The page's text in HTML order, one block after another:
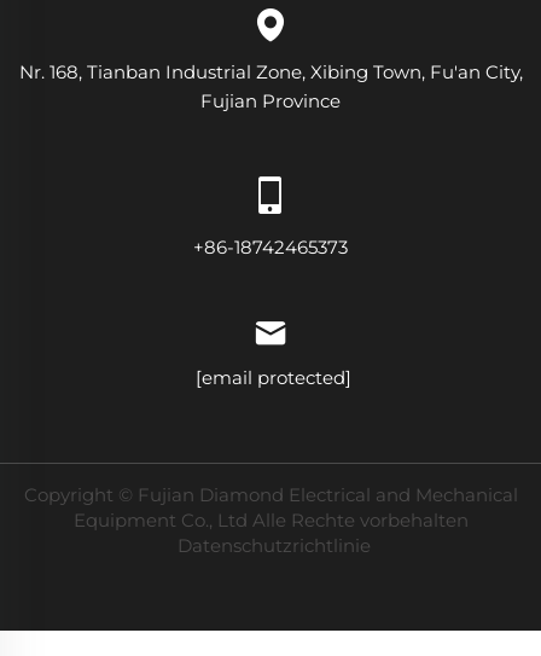
Nr. 168, Tianban Industrial Zone, Xibing Town, Fu'an City,
Fujian Province
+86-18742465373
[email protected]
Copyright © Fujian Diamond Electrical and Mechanical
Equipment Co., Ltd Alle Rechte vorbehalten
Datenschutzrichtlinie